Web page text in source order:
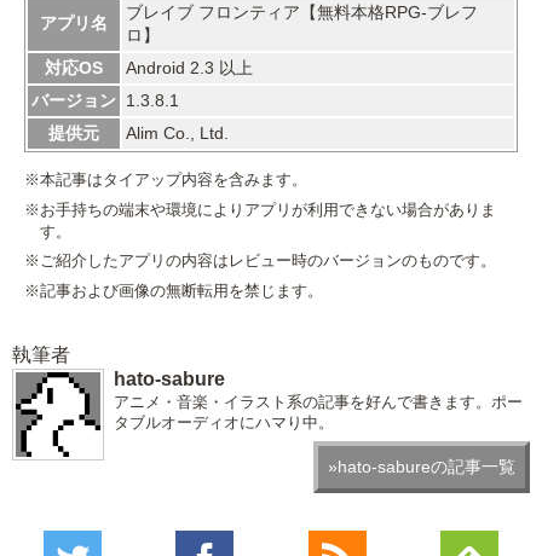
アプリ名
ブレイブ フロンティア【無料本格RPG-ブレフ
ロ】
対応OS
Android 2.3 以上
バージョン
1.3.8.1
提供元
Alim Co., Ltd.
※本記事はタイアップ内容を含みます。
※お手持ちの端末や環境によりアプリが利用できない場合がありま
す。
※ご紹介したアプリの内容はレビュー時のバージョンのものです。
※記事および画像の無断転用を禁じます。
執筆者
hato-sabure
アニメ・音楽・イラスト系の記事を好んで書きます。ポー
タブルオーディオにハマり中。
»hato-sabureの記事一覧